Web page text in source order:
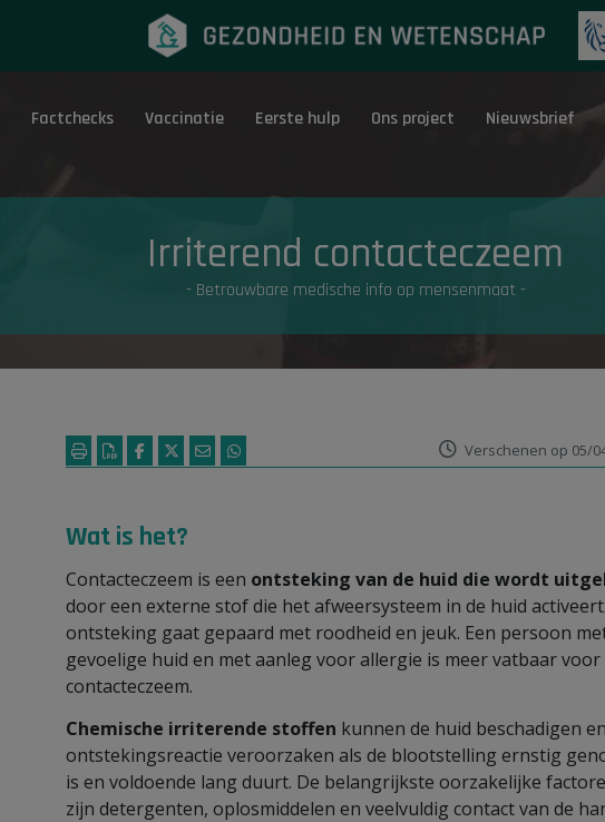
Eerste hulp
Factchecks Vaccinatie Eerste hulp Ons project Nieuwsbrief
Irriterend contacteczeem
- Betrouwbare medische info op mensenmaat -
Verschenen op 05/
Wat is het?
Contacteczeem is een ontsteking van de huid die wordt
door een externe stof die het afweersysteem in de huid
ontsteking gaat gepaard met roodheid en jeuk. Een persoon
gevoelige huid en met aanleg voor allergie is meer vatbaar voor
contacteczeem.
Chemische irriterende stoffen kunnen de huid beschadigen
ontstekingsreactie veroorzaken als de blootstelling ernstig
is en voldoende lang duurt. De belangrijkste oorzakelijke
zijn detergenten, oplosmiddelen en veelvuldig contact van de